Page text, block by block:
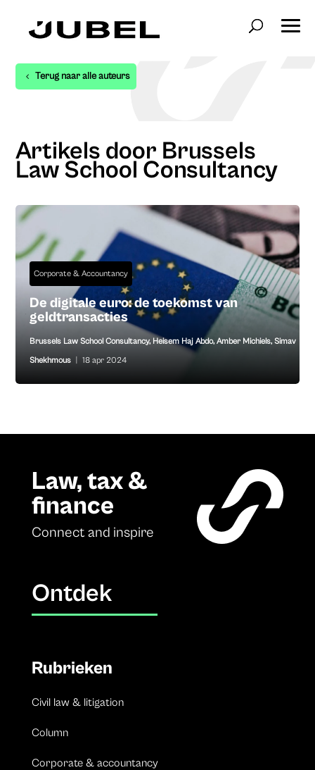
Terug naar alle auteurs
Artikels door Brussels
Law School Consultancy
Corporate & Accountancy
De digitale euro: de toekomst van
geldtransacties
Brussels Law School Consultancy, Heisem Haj Abdo,Amber Michiels,Simav
Shekhmous 18 apr 2024
Law, tax &
finance
Connect and inspire
Ontdek
Rubrieken
Civil law & litigation
Column
Corporate & accountancy